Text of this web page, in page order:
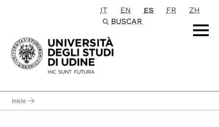
Passa al contenuto principale
IT EN ES FR
ZH
BUSCAR
inicio